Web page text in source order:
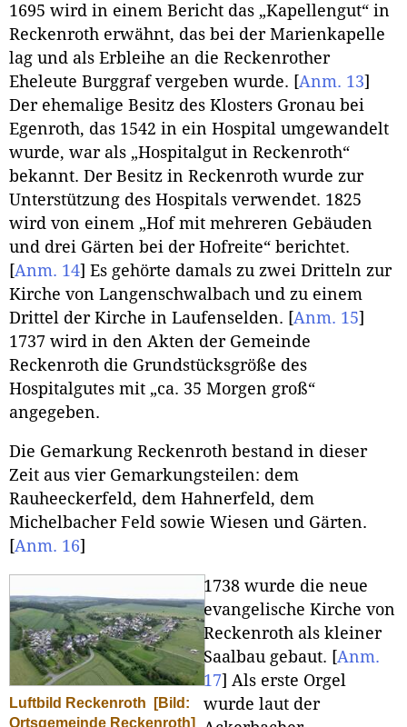
1695 wird in einem Bericht das „Kapellengut“ in
Reckenroth erwähnt, das bei der Marienkapelle
lag und als Erbleihe an die Reckenrother
Eheleute Burggraf vergeben wurde. [Anm. 13]
Der ehemalige Besitz des Klosters Gronau bei
Egenroth, das 1542 in ein Hospital umgewandelt
wurde, war als „Hospitalgut in Reckenroth“
bekannt. Der Besitz in Reckenroth wurde zur
Unterstützung des Hospitals verwendet. 1825
wird von einem „Hof mit mehreren Gebäuden
und drei Gärten bei der Hofreite“ berichtet.
[Anm. 14] Es gehörte damals zu zwei Dritteln zur
Kirche von Langenschwalbach und zu einem
Drittel der Kirche in Laufenselden. [Anm. 15]
1737 wird in den Akten der Gemeinde
Reckenroth die Grundstücksgröße des
Hospitalgutes mit „ca. 35 Morgen groß“
angegeben.
Die Gemarkung Reckenroth bestand in dieser
Zeit aus vier Gemarkungsteilen: dem
Rauheeckerfeld, dem Hahnerfeld, dem
Michelbacher Feld sowie Wiesen und Gärten.
[Anm. 16]
Luftbild Reckenroth
[Bild:
Ortsgemeinde Reckenroth]
1738 wurde die neue
evangelische Kirche von
Reckenroth als kleiner
Saalbau gebaut. [Anm.
17] Als erste Orgel
wurde laut der